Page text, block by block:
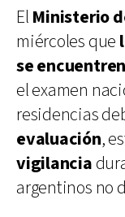
El Ministerio
miércoles que
se
el examen
residencias
evaluación,
vigilancia
argentinos no